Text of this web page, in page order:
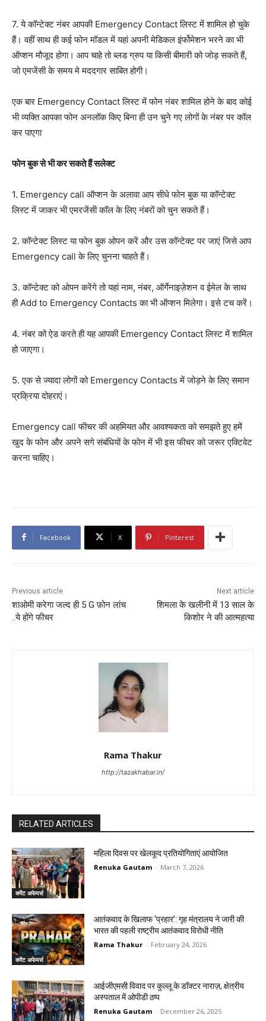
7. ये कॉन्टेक्ट नंबर आपकी Emergency Contact लिस्ट में शामिल हो चुके
हैं। वहीं साथ ही कई फोन मॉडल में यहां अपनी मेडिकल इंर्फोमेशन भरने का भी
ऑप्शन मौजूद होगा। आप चाहे तो ब्लड ग्रुप या किसी बीमारी को जोड़ सकते हैं,
जो एमजेंसी के समय मे मददगार साबित होगी।
एक बार Emergency Contact लिस्ट में फोन नंबर शामिल होने के बाद कोई
भी व्यक्ति आपका फोन अनलॉक किए बिना ही उन चुने गए लोगों के नंबर पर कॉल
कर पाएगा
फोन बुक से भी कर सकते हैं सलेक्ट
1. Emergency call ऑप्शन के अलावा आप सीधे फोन बुक या कॉन्टेक्ट
लिस्ट में जाकर भी एमरजेंसी कॉल के लिए नंबरों को चुन सकते हैं।
2. कॉन्टेक्ट लिस्ट या फोन बुक ओपन करें और उस कॉन्टेक्ट पर जाएं जिसे आप
Emergency call के लिए चुनना चाहते हैं।
3. कॉन्टेक्ट को ओपन करेंगे तो यहां नाम, नंबर, ऑर्गेनाइज़ेशन व ईमेल के साथ
ही Add to Emergency Contacts का भी ऑप्शन मिलेगा। इसे टच करें।
4. नंबर को ऐड करते ही यह आपकी Emergency Contact लिस्ट में शामिल
हो जाएगा।
5. एक से ज्यादा लोगों को Emergency Contacts में जोड़ने के लिए समान
प्रक्रिया दोहराएं।
Emergency call फीचर की अहमियत और आवश्यकता को समझते हुए हमें
खुद के फोन और अपने सगे संबंधियों के फोन में भी इस फीचर को जरूर एक्टिवेट
करना चाहिए।
Facebook X Pinterest
Previous article
शाओमी करेगा जल्द ही 5 G फ़ोन लांच
..ये होंगे फीचर
Next article
शिमला के खलीनी में 13 साल के
किशोर ने की आत्महत्या
Rama Thakur
http://tazakhabar.in/
RELATED ARTICLES
करेंट अफेयर्स
महिला दिवस पर खेलकूद प्रतियोगिताएं आयोजित
Renuka Gautam - March 7, 2026
करेंट अफेयर्स
आतंकवाद के खिलाफ ‘प्रहार’: गृह मंत्रालय ने जारी की
भारत की पहली राष्ट्रीय आतंकवाद विरोधी नीति
Rama Thakur - February 24, 2026
आईजीएमसी विवाद पर कुल्लू के डॉक्टर नाराज़, क्षेत्रीय
अस्पताल में ओपीडी ठप्प
Renuka Gautam - December 26, 2025